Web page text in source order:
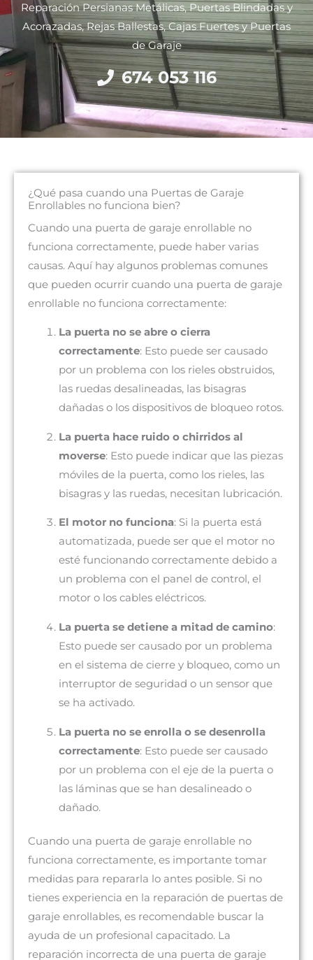
Reparación Persianas Metálicas, Puertas Blindadas y
Acorazadas, Rejas Ballestas, Cajas Fuertes y Puertas
de Garaje
674 053 116
¿Qué pasa cuando una Puertas de Garaje
Enrollables no funciona bien?
Cuando una puerta de garaje enrollable no
funciona correctamente, puede haber varias
causas. Aquí hay algunos problemas comunes
que pueden ocurrir cuando una puerta de garaje
enrollable no funciona correctamente:
La puerta no se abre o cierra
correctamente: Esto puede ser causado
por un problema con los rieles obstruidos,
las ruedas desalineadas, las bisagras
dañadas o los dispositivos de bloqueo rotos.
La puerta hace ruido o chirridos al
moverse: Esto puede indicar que las piezas
móviles de la puerta, como los rieles, las
bisagras y las ruedas, necesitan lubricación.
El motor no funciona: Si la puerta está
automatizada, puede ser que el motor no
esté funcionando correctamente debido a
un problema con el panel de control, el
motor o los cables eléctricos.
La puerta se detiene a mitad de camino:
Esto puede ser causado por un problema
en el sistema de cierre y bloqueo, como un
interruptor de seguridad o un sensor que
se ha activado.
La puerta no se enrolla o se desenrolla
correctamente: Esto puede ser causado
por un problema con el eje de la puerta o
las láminas que se han desalineado o
dañado.
Cuando una puerta de garaje enrollable no
funciona correctamente, es importante tomar
medidas para repararla lo antes posible. Si no
tienes experiencia en la reparación de puertas de
garaje enrollables, es recomendable buscar la
ayuda de un profesional capacitado. La
reparación incorrecta de una puerta de garaje